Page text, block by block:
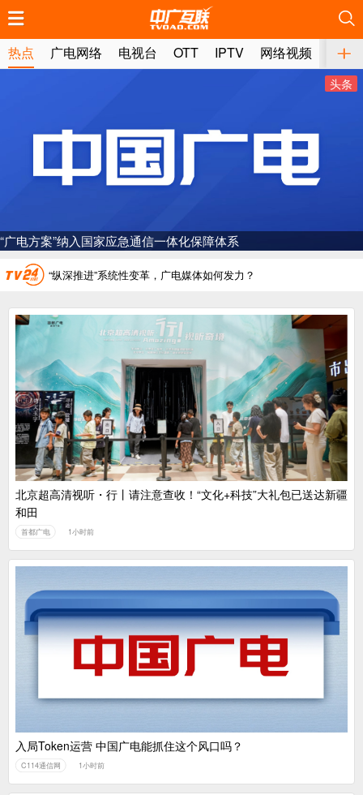
热点 广电网络 电视台 OTT IPTV 网络视频 媒体
头条
“广电方案”纳入国家应急通信一体化保障体系
中国广电：编制一体化电视技术标准白皮书
AI赋能微短剧产业“沪8条”发布
“纵深推进”系统性变革，广电媒体如何发力？
“一省一网”，中国广电为何走了二十年？
广电总局对互联网电视自动续费专项治理
中国广电：编制一体化电视技术标准白皮书
推荐
北京超高清视听・行丨请注意查收！“文化+科技”大礼包已送达新疆
和田
首都广电 1小时前
推荐
入局Token运营 中国广电能抓住这个风口吗？
C114通信网 1小时前
推荐
推荐
推荐
推荐
推荐
推荐
推荐
推荐
推荐
推荐
推荐
推荐
推荐
推荐
推荐
推荐
推荐
推荐